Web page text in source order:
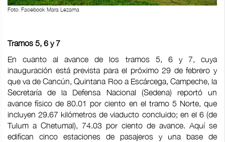
Foto: Facebook Mara Lezama
Tramos 5, 6 y 7
En cuanto al avance de los tramos 5, 6 y 7, cuya
inauguración está prevista para el próximo 29 de febrero y
que va de Cancún, Quintana Roo a Escárcega, Campeche, la
Secretaría de la Defensa Nacional (Sedena) reportó un
avance físico de 80.01 por ciento en el tramo 5 Norte, que
incluyen 29.67 kilómetros de viaducto concluido; en el 6 (de
Tulum a Chetumal), 74.03 por ciento de avance. Aquí se
edifican cinco estaciones de pasajeros y una base de